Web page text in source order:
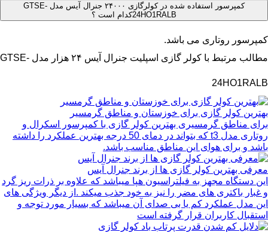
کمپرسور استفاده شده در کولرگازی ۲۴۰۰۰ جنرال آیس مدل GTSE-
24HO1RALBکدام است ؟
کمپرسور روتاری می باشد.
مطالب مرتبط با کولر گازی اسپلیت جنرال آیس ۲۴ هزار مدل GTSE-
24HO1RALB
بهترین کولر گازی برای خوزستان و مناطق گرمسیر
برای مناطق گرمسیری بهترین کولر گازی با کمپرسور اسکرال و
روتاری مدل t3 که بتواند در دمای 50 درجه بهترین عملکرد را داشته
باشد و برای هوای این مناطق مناسب باشد.
معرفی بهترین کولر گازی ها از برند جنرال آیس
این دستگاه مجهز به فیلتراسیون هپا میباشد که علاوه بر ذرات ریز گرد
و غبار باکتری های مضر را نیز به خود جذب میکند .از دیگر ویژگی های
این مدل عملکرد کم یا بی صدای آن میباشد که بسیار مورد توجه و
استقبال کاربران قرار گرفته است